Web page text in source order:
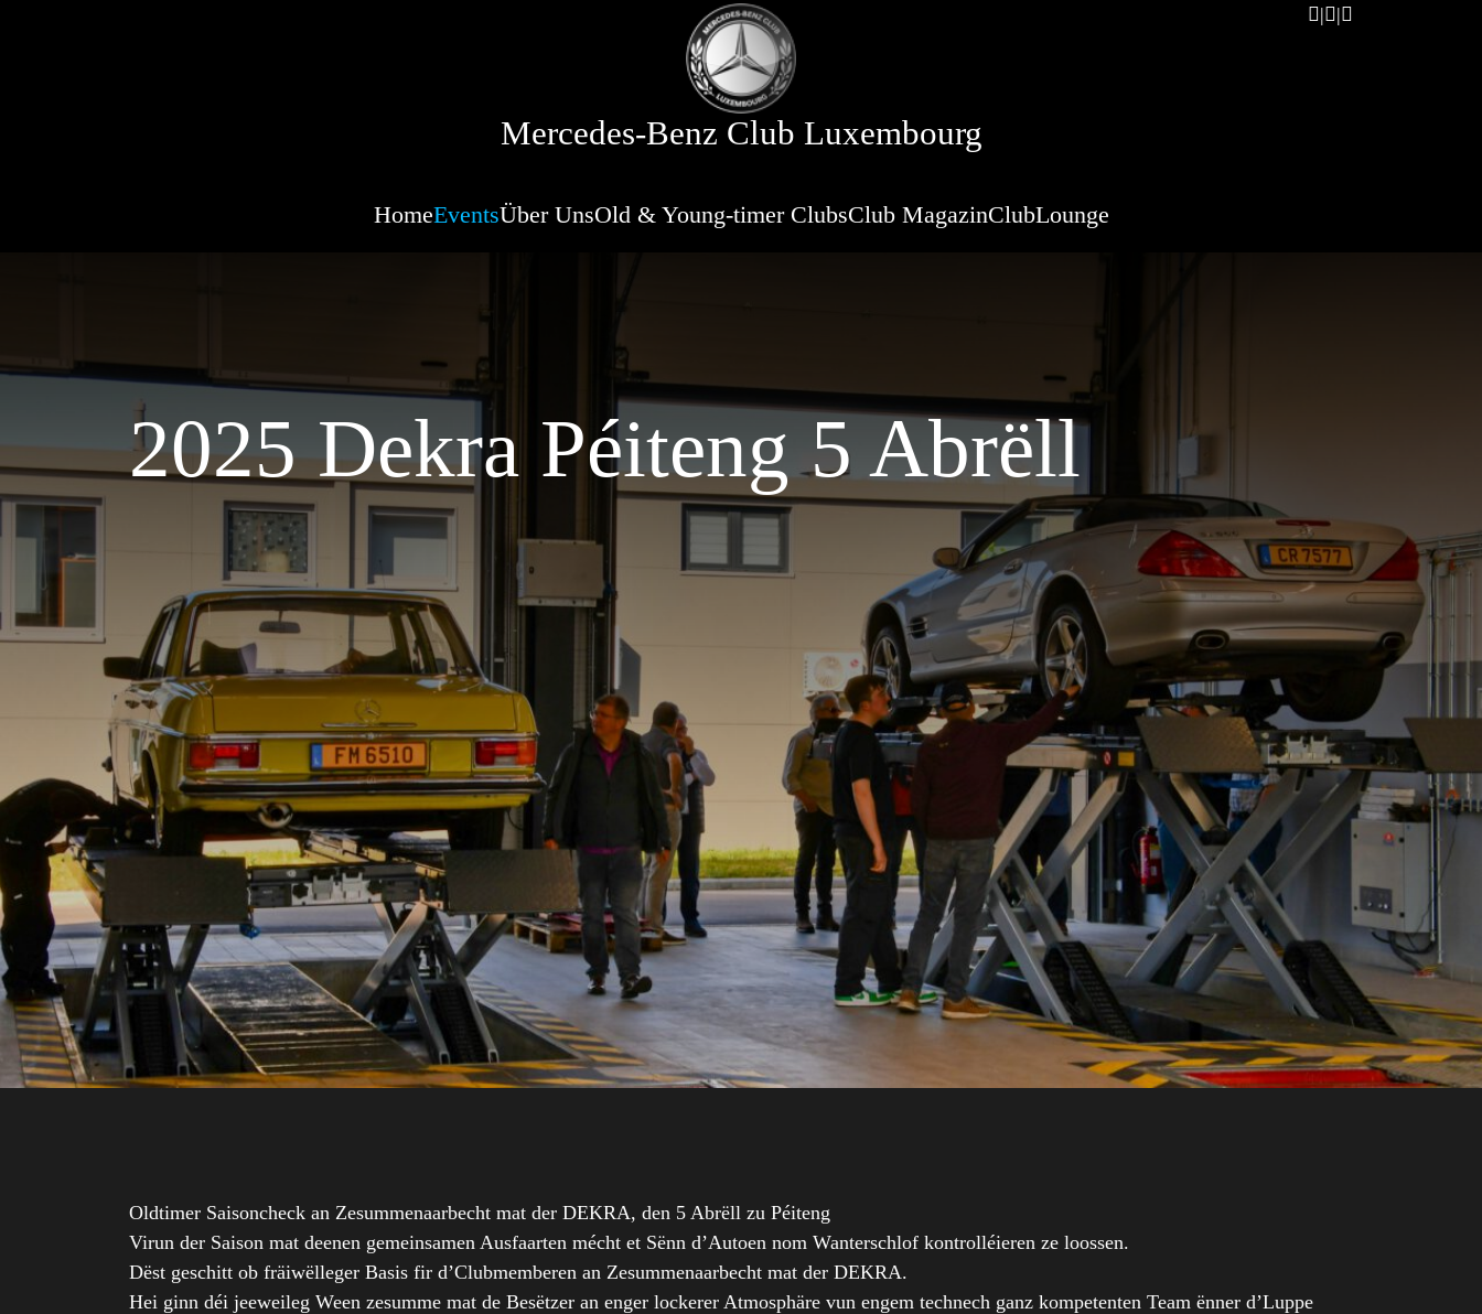
Mercedes-Benz Club Luxembourg
HomeEventsÜber UnsOld & Young-timer ClubsClub MagazinClubLounge
2025 Dekra Péiteng 5 Abrëll
Oldtimer Saisoncheck an Zesummenaarbecht mat der DEKRA, den 5 Abrëll zu Péiteng
Virun der Saison mat deenen gemeinsamen Ausfaarten mécht et Sënn d’Autoen nom Wanterschlof kontrolléieren ze loossen.
Dëst geschitt ob fräiwëlleger Basis fir d’Clubmemberen an Zesummenaarbecht mat der DEKRA.
Hei ginn déi jeeweileg Ween zesumme mat de Besëtzer an enger lockerer Atmosphäre vun engem technech ganz kompetenten Team ënner d’Luppe